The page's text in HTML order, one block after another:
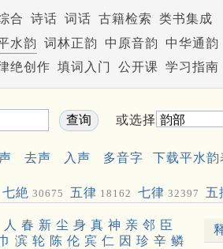
合 诗话 词话 古籍检索
类书集成
水韵 词林正韵 中原音韵
中华通韵
绝创作 填词入门 公开课 学习指南
或选择
去声 入声 多音字 下载平水韵
七絶 30675 五律 18162 七律 32397
五
人 春 新 尘 身 真 神 亲 邻 臣
滨 轮 陈 伦 宾 仁 因 珍 辛 鳞